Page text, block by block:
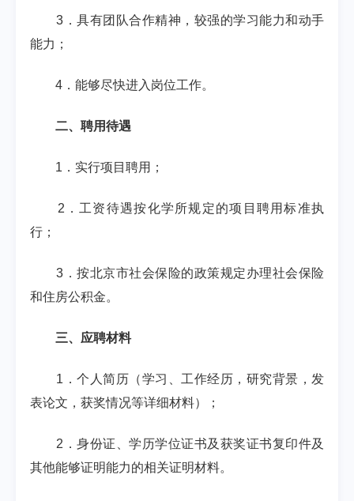
3 ．具有团队合作精神，较强的学习能力和动手
能力；
4 ．能够尽快进入岗位工作。
二、聘用待遇
1 ．实行项目聘用；
2 ．工资待遇按化学所规定的项目聘用标准执
行；
3 ．按北京市社会保险的政策规定办理社会保险
和住房公积金。
三、应聘材料
1 ．个人简历（学习、工作经历，研究背景，发
表论文，获奖情况等详细材料）；
2 ．身份证、学历学位证书及获奖证书复印件及
其他能够证明能力的相关证明材料。